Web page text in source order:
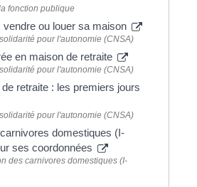
fonction publique
vendre ou louer sa maison
pour l'autonomie (CNSA)
en maison de retraite
pour l'autonomie (CNSA)
retraite : les premiers jours
pour l'autonomie (CNSA)
domestiques (I-
ses coordonnées
des carnivores domestiques (I-